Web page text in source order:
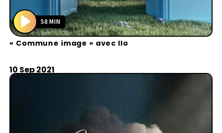
P
l
y
58 MIN
« Commune image » avec Ilo
10 Sep 2021